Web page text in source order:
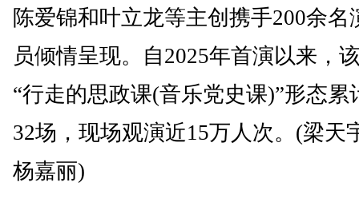
陈爱锦和叶立龙等主创携手200余名
员倾情呈现。自2025年首演以来，
“行走的思政课(音乐党史课)”形态累
32场，现场观演近15万人次。(梁天
杨嘉丽)